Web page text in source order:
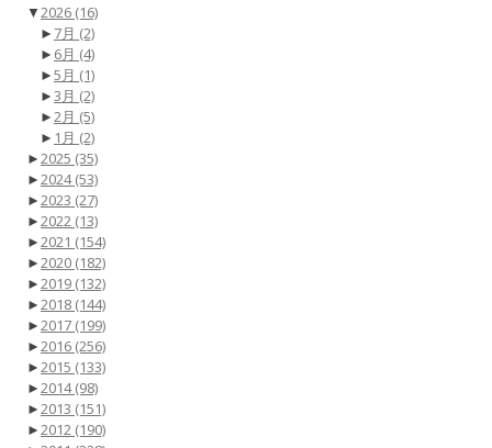
▼2026 (16)
► 7月 (2)
► 6月 (4)
►5月 (1)
►3月 (2)
►2月 (5)
► 1月 (2)
►2025 (35)
►2024(53)
►2023 (27)
►2022 (13)
►2021 (154)
►2020 (182)
►2019 (132)
►2018 (144)
►2017 (199)
►2016 (256)
►2015 (133)
►2014(98)
►2013 (151)
►2012 (190)